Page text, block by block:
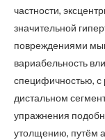
частности,
значительной
повреждениями
вариабельность
специфичностью, с
дистальном
упражнения
утолщению, путём